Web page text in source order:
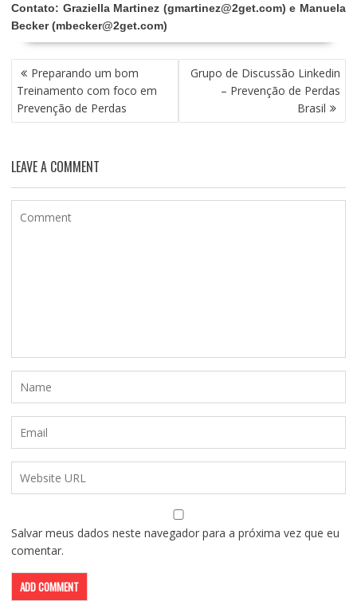
Contato: Graziella Martinez (gmartinez@2get.com) e Manuela
Becker (mbecker@2get.com)
NAVEGAÇÃO
DE
POST
Preparando um bom
Treinamento com foco em
Prevenção de Perdas
Grupo de Discussão Linkedin
– Prevenção de Perdas
Brasil
LEAVE A COMMENT
Salvar meus dados neste navegador para a próxima vez que eu
comentar.